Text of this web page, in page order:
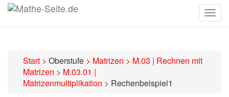
Start > Oberstufe > Matrizen > M.03 | Rechnen mit
Matrizen > M.03.01 |
Matrizenmultiplikation > Rechenbeispiel1